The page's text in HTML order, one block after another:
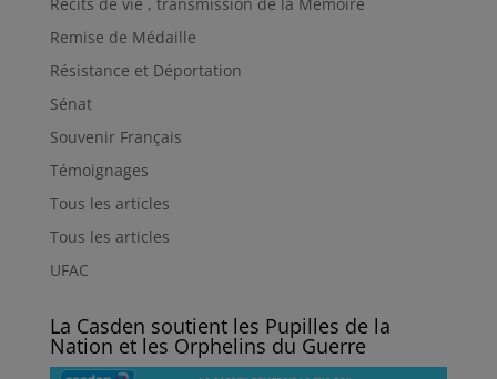
Remise de Médaille
Résistance et Déportation
Sénat
Souvenir Français
Témoignages
Tous les articles
Tous les articles
UFAC
La Casden soutient les Pupilles de la
Nation et les Orphelins du Guerre